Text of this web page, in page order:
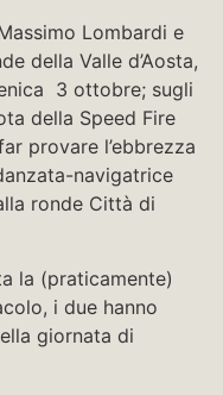
Lombardi e
della Valle d’Aosta,
3 ottobre; sugli
della Speed Fire
provare l’ebbrezza
navigatrice
ronde Città di
la (praticamente)
i due hanno
giornata di